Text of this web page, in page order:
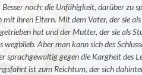
noch: die Unfähigkeit, darüber zu
mit ihren Eltern. Mit dem Vater, der sie
hat und der Mutter, der sie als
wegblieb. Aber man kann sich des
sprachgewaltig gegen die Kargheit des
ist zum Reichtum, der sich